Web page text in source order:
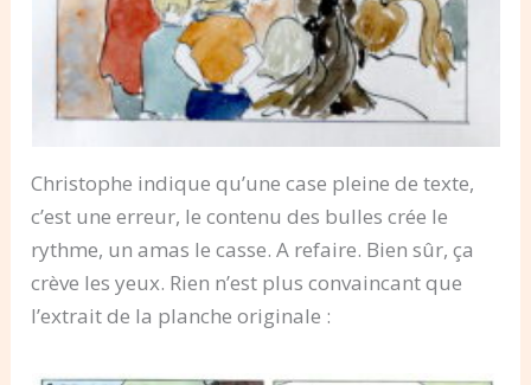
Christophe indique qu’une case pleine de texte,
c’est une erreur, le contenu des bulles crée le
rythme, un amas le casse. A refaire. Bien sûr, ça
crève les yeux. Rien n’est plus convaincant que
l’extrait de la planche originale :